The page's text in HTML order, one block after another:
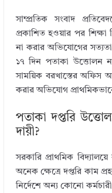
সাম্প্রতিক সংবাদ
প্রকাশিত হওয়ার পর
না করার অভিযোগের সত্যতা
১৭ দিন পতাকা উত্তোলন
সাময়িক বরখাস্তের অফিস
করার অভিযোগ
পতাকা দপ্তরি
দায়ী?
সরকারি প্রাথমিক
অনেক ক্ষেত্রে দপ্তরি কাম
নির্দেশে অন্য কোনো